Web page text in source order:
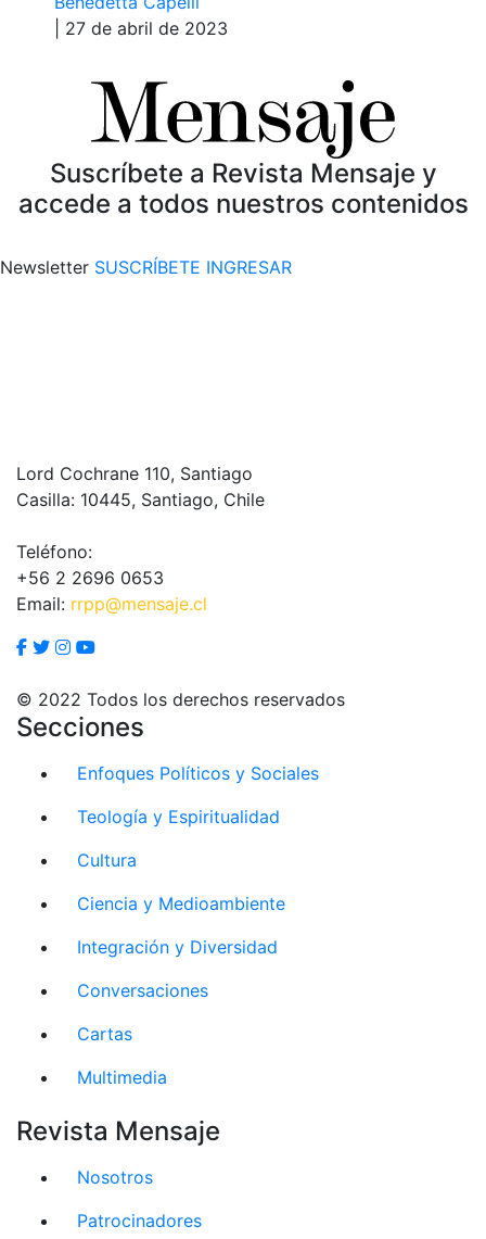
| 27 de abril de 2023
Suscríbete a Revista Mensaje y
accede a todos nuestros contenidos
Newsletter SUSCRÍBETE INGRESAR
Lord Cochrane 110, Santiago
Casilla: 10445, Santiago, Chile
Teléfono:
+56 2 2696 0653
Email: rrpp@mensaje.cl
© 2022 Todos los derechos reservados
Secciones
Enfoques Políticos y Sociales
Teología y Espiritualidad
Cultura
Ciencia y Medioambiente
Integración y Diversidad
Conversaciones
Cartas
Multimedia
Revista Mensaje
Nosotros
Patrocinadores